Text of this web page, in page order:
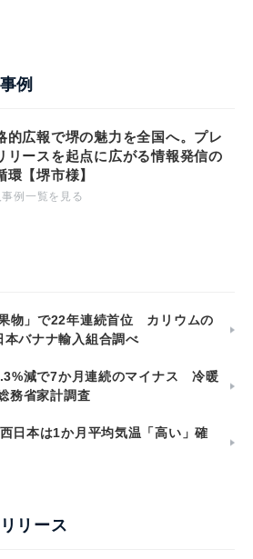
例
的広報で堺の魅力を全国へ。プレ
リースを起点に広がる情報発信の
環【堺市様】
例一覧を見る
物」で22年連続首位 カリウムの
バナナ輸入組合調べ
減で7か月連続のマイナス 冷暖
務省家計調査
日本は1か月平均気温「高い」確
リース